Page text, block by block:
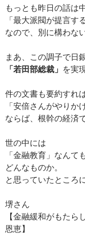
もっとも昨日の話は
「最大派閥が提言す
なので、別に構わな
まあ、この調子で日
「若田部総裁」 を実
件の文書も要約すれ
「安倍さんがやりか
ならば、根幹の経済
世の中には
「金融教育」なんて
どんなものか。
と思っていたところ
堺さん
【金融緩和がもた
恩恵】